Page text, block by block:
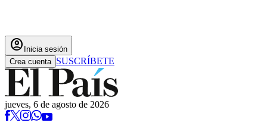
account_circle Inicia sesión
Crea cuenta SUSCRÍBETE
jueves, 6 de agosto de 2026